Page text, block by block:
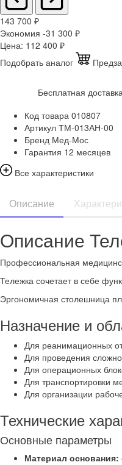
143 700 ₽
Экономия -31 300 ₽
Цена: 112 400 ₽
Подобрать аналог
Бесплатная
Код товара 010807
Артикул ТМ-013АН-00
Бренд Мед-Мос
Гарантия 12 месяцев
Все характеристики
Описание
Описание
Профессиональная
Тележка сочетает в себе
Эргономичная столешница
Назначение и
Для реанимационных
Для проведения
Для операционных
Для транспортировки
Для организации
Технические
Основные параметры
Материал основания: